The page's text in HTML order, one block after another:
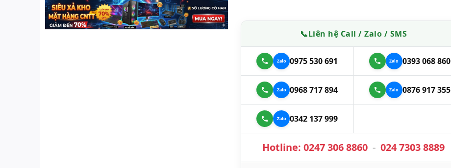
📞Liên hệ Call / Zalo / SMS
0975 530 691 0393 068 860
0968 717 894 0876 917 355
0342 137 999
Hotline:0247 306 8860 - 024 7303 8889